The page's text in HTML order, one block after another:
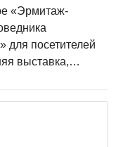
«Эрмитаж-
для посетителей
выставка,
и редким